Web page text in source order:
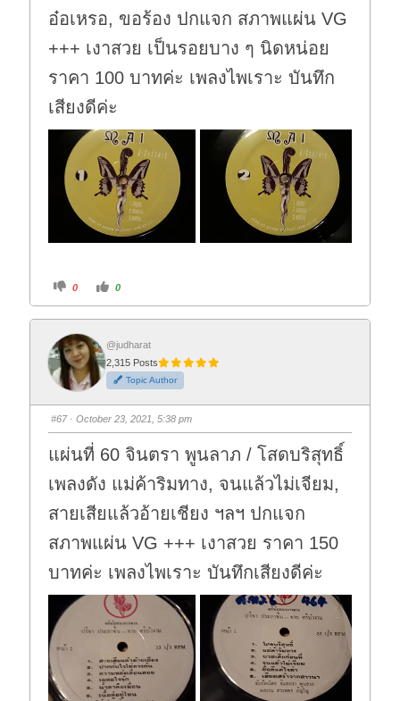
อ๋อเหรอ, ขอร้อง ปกแจก สภาพแผ่น VG
+++ เงาสวย เป็นรอยบาง ๆ นิดหน่อย
ราคา 100 บาทค่ะ เพลงไพเราะ บันทึก
เสียงดีค่ะ
C
i
f
o
r
t
h
u
m
d
o
n
.
0
C
i
o
r
t
h
u
m
u
p
0
@judharat
2,315 Posts
Topic Author
#67· October 23, 2021, 5:38 pm
แผ่นที่ 60 จินตรา พูนลาภ / โสดบริสุทธิ์
เพลงดัง แม่ค้าริมทาง, จนแล้วไม่เจียม,
สายเสียแล้วอ้ายเชียง ฯลฯ ปกแจก
สภาพแผ่น VG +++ เงาสวย ราคา 150
บาทค่ะ เพลงไพเราะ บันทึกเสียงดีค่ะ